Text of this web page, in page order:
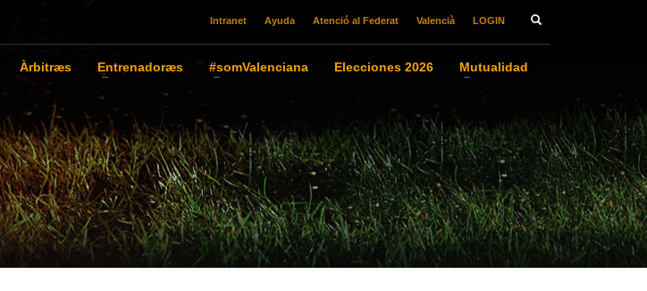
Intranet Ayuda Atenció al Federat Valencià LOGIN
Àrbitræs Entrenadoræs #somValenciana Elecciones 2026
Mutualidad